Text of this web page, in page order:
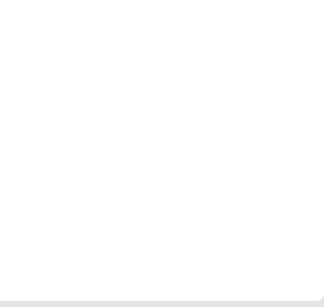
классификации хронической
во время трепанации черепа);
сухость кожи и слизистых оболочек,
водно-электролитного баланса